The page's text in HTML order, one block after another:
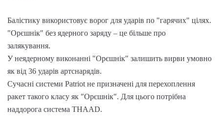
Балістику використовує ворог для ударів по "гарячих" цілях.
"Орєшнік" без ядерного заряду – це більше про
залякування.
У неядерному виконанні "Орєшнік" залишить вирви умовно
як від 36 ударів артснарядів.
Сучасні системи Patriot не призначені для перехоплення
ракет такого класу як "Орєшнік". Для цього потрібна
наддорога система THAAD.